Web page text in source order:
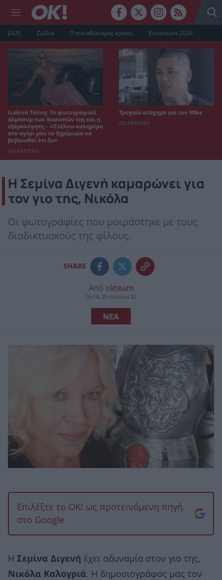
J2US Ζώδια Ο πιο αδύναμος κρίκος Eurovision 2026
Ιωάννα Τούνη: Το φωτογραφικό
άλμπουμ των διακοπών της και η
εξομολόγηση – «Στέλνω καλημέρα
στο αγόρι μου το ξημέρωμα να
βεβαιωθεί ότι ζω»
CELEBRITIES
Τροχαίο ατύχημα για τον Mike
CELEBRITIES
Η Σεμίνα Διγενή καμαρώνει για
τον γιο της, Νικόλα
Οι φωτογραφίες που μοιράστηκε με τους
διαδικτυακούς της φίλους.
SHARE
Από okteam
16:14, 25 Ιουλίου 22
ΝΕΑ
Επιλέξτε το OK! ως προτεινόμενη πηγή
στο Google
Η Σεμίνα Διγενή έχει αδυναμία στον γιο της,
Νικόλα Καλογριά. Η δημοσιογράφος μας τον